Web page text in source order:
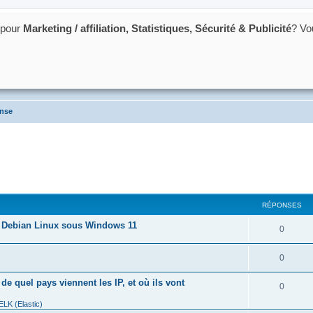
RÉPONSES
Linux sous Windows 11 0R
é
o
0R
é
quel pays viennent les IP, et où ils vont
(Elastic)
0R
Marketing / affiliation, Statistiques, Sécurité & Publicité?